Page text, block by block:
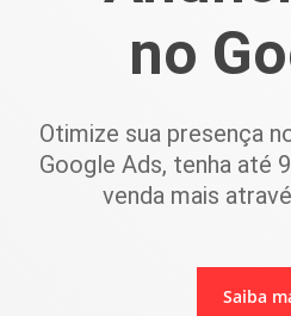
no
Otimize sua presença
Google Ads, tenha até
venda mais
Saiba